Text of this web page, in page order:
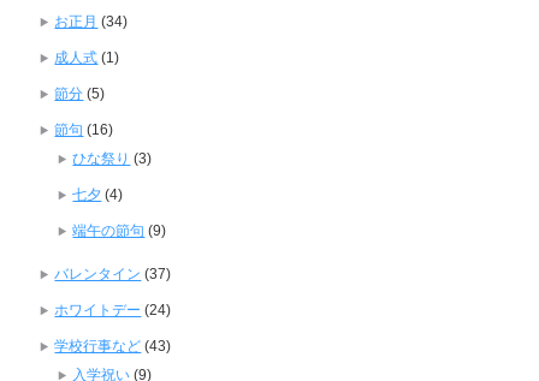
お正月 (34)
成人式 (1)
節分 (5)
節句 (16)
ひな祭り (3)
七夕 (4)
端午の節句 (9)
バレンタイン (37)
ホワイトデー (24)
学校行事など (43)
入学祝い (9)